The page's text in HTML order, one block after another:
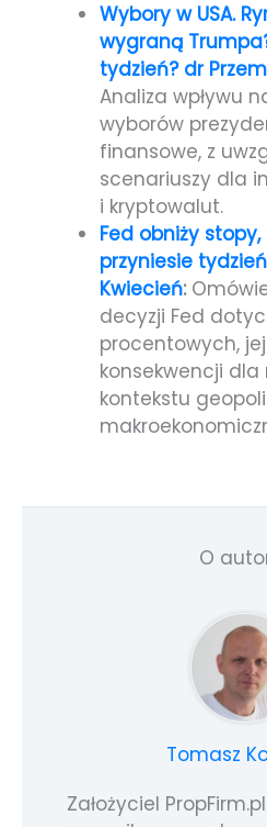
Wybory w USA.
wygraną
tydzień? dr
Analiza wpływu
wyborów
finansowe, z
scenariuszy dla
i kryptowalut.
Fed obniży
przyniesie
Kwiecień:
decyzji Fed
procentowych,
konsekwencji dla
kontekstu
O
Tomasz
Założyciel